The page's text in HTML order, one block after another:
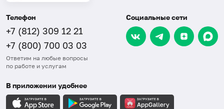
Телефон
+7 (812) 309 12 21
+7 (800) 700 03 03
Ответим на любые вопросы
по работе и услугам
Социальные сети
В приложении удобнее